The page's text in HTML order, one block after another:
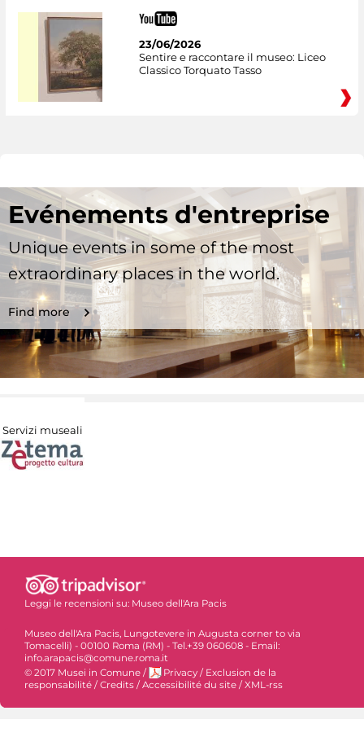
23/06/2026
Sentire e raccontare il museo: Liceo
Classico Torquato Tasso
Evénements d'entreprise
Unique events in some of the most
extraordinary places in the world.
Find more
Servizi museali
Leggi le recensioni su: Museo dell'Ara Pacis
Museo dell'Ara Pacis, Lungotevere in Augusta corner to via
Tomacelli) - 00100 Roma (RM) - Tel.+39 060608 - Email:
info.arapacis@comune.roma.it
© 2017 Musei in Comune / Privacy / Exclusion de la
responsabilité / Credits / Accessibilité du site / XML-rss